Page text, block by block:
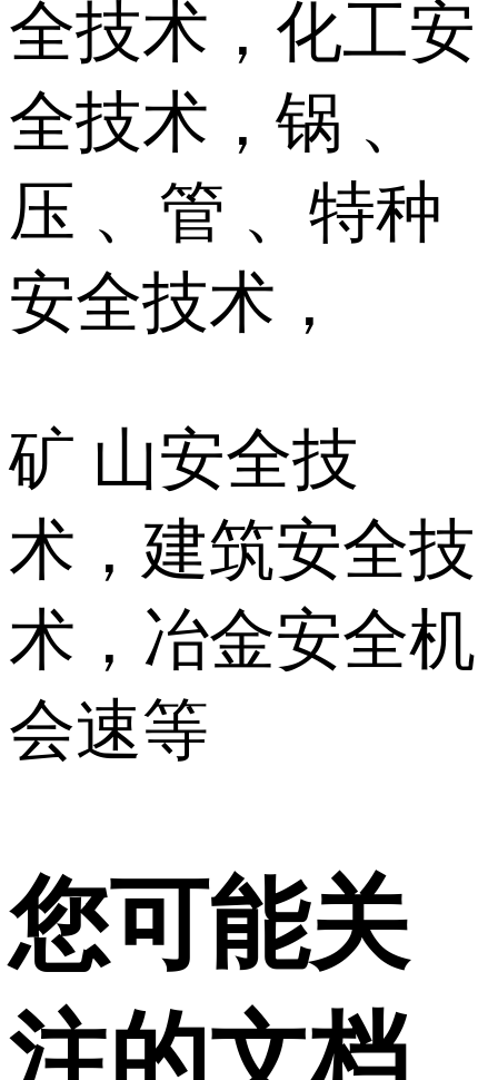
全技术，化工安
全技术，锅 、
压 、管 、特种
安全技术，
矿 山安全技
术，建筑安全技
术，冶金安全机
会速等
您可能关